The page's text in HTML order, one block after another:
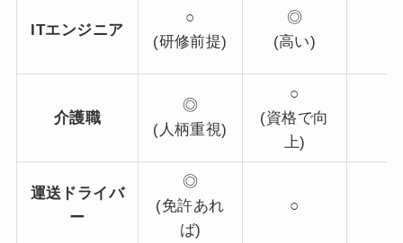
ITエンジニア
○
(研修前提)
◎
(高い)
介護職
◎
(人柄重視)
○
(資格で向
上)
運送ドライバ
ー
◎
(免許あれ
ば)
○